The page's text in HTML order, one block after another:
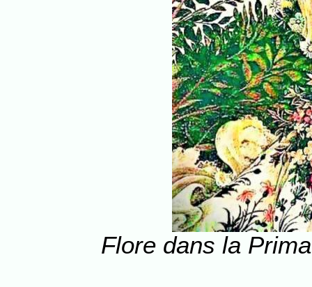
Flore dans la